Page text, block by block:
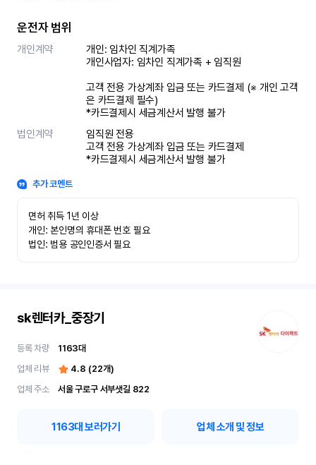
운전자 범위
개인계약
개인: 임차인 직계가족
개인사업자: 임차인 직계가족 + 임직원
고객 전용 가상계좌 입금 또는 카드결제 (※ 개인 고객
은 카드결제 필수)
*카드결제시 세금계산서 발행 불가
법인계약
임직원 전용
고객 전용 가상계좌 입금 또는 카드결제
*카드결제시 세금계산서 발행 불가
추가 코멘트
면허 취득 1년 이상
개인: 본인명의 휴대폰 번호 필요
법인: 범용 공인인증서 필요
sk렌터카_중장기
등록 차량 1163대
업체 리뷰
4.8 (22개)
업체 주소
서울 구로구 서부샛길 822
1163대 보러가기 업체 소개 및 정보